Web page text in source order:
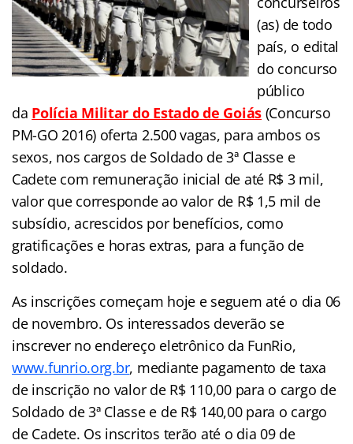
(as) de todo
país, o edital
do concurso
público
da Polícia Militar do Estado de Goiás (Concurso
PM-GO 2016) oferta 2.500 vagas, para ambos os
sexos, nos cargos de Soldado de 3ª Classe e
Cadete com remuneração inicial de até R$ 3 mil,
valor que corresponde ao valor de R$ 1,5 mil de
subsídio, acrescidos por benefícios, como
gratificações e horas extras, para a função de
soldado.
As inscrições começam hoje e seguem até o dia 06
de novembro. Os interessados deverão se
inscrever no endereço eletrônico da FunRio,
www.funrio.org.br, mediante pagamento de taxa
de inscrição no valor de R$ 110,00 para o cargo de
Soldado de 3ª Classe e de R$ 140,00 para o cargo
de Cadete. Os inscritos terão até o dia 09 de